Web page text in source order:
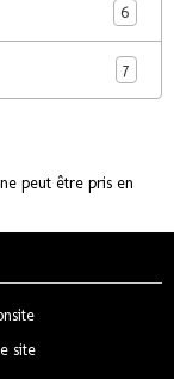
6
7
peut être pris en
site